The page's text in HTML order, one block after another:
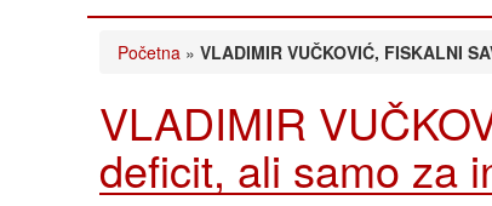
Početna » VLADIMIR VUČKOVIĆ, FISKALNI
VLADIMIR
deficit, ali samo za